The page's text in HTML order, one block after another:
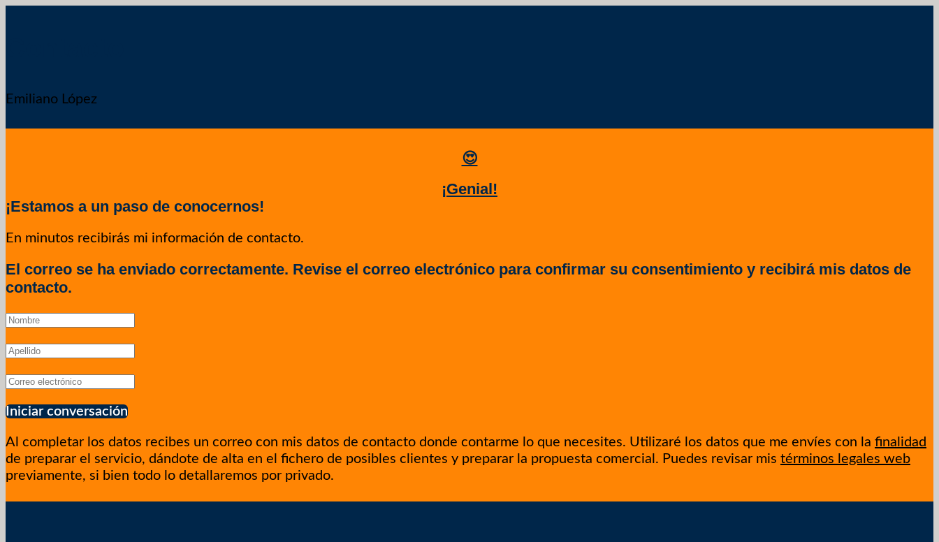
Emiliano López
😍
¡Genial!
¡Estamos a un paso de conocernos!
En minutos recibirás mi información de contacto.
El correo se ha enviado correctamente. Revise el correo electrónico para confirmar su consentimiento y recibirá mis datos de
contacto.
Iniciar conversación
Al completar los datos recibes un correo con mis datos de contacto donde contarme lo que necesites. Utilizaré los datos que me envíes con la finalidad
de preparar el servicio, dándote de alta en el fichero de posibles clientes y preparar la propuesta comercial. Puedes revisar mis términos legales web
previamente, si bien todo lo detallaremos por privado.